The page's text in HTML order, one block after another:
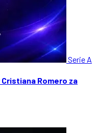
Serie A
Romero za